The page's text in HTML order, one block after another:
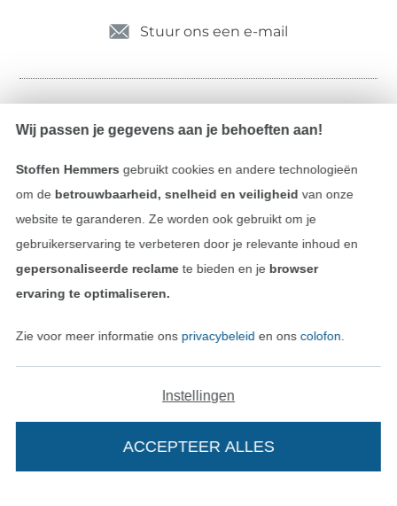
Stuur ons een e-mail
Onze transporteurs
Wij passen je gegevens aan je behoeften aan!
Stoffen Hemmers gebruikt cookies en andere technologieën
om de betrouwbaarheid, snelheid en veiligheid van onze
website te garanderen. Ze worden ook gebruikt om je
gebruikerservaring te verbeteren door je relevante inhoud en
gepersonaliseerde reclamete bieden en je browser
ervaring te optimaliseren.
Zie voor meer informatie ons privacybeleid en ons colofon
Instellingen
ACCEPTEER ALLES